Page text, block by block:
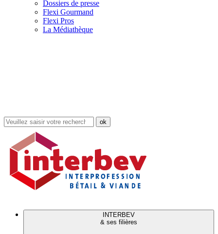
Dossiers de presse
Flexi Gourmand
Flexi Pros
La Médiathèque
Rechercher
dans
site
INTERBEV
& ses filières